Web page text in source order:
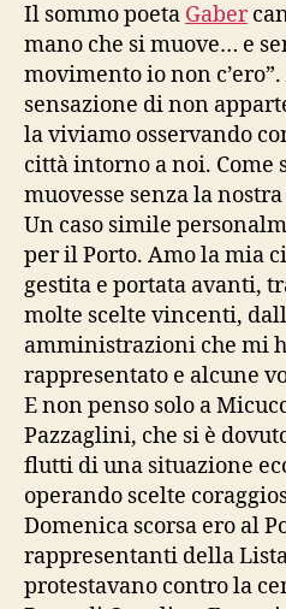
Il sommo poeta Gaber
mano che si muove… e
movimento io non
sensazione di non
la viviamo osservando
città intorno a noi. Come
muovesse senza la
Un caso simile
per il Porto. Amo la mia
gestita e portata avanti,
molte scelte vincenti,
amministrazioni che mi
rappresentato e alcune
E non penso solo a
Pazzaglini, che si è
flutti di una situazione
operando scelte
Domenica scorsa ero al
rappresentanti della
protestavano contro la